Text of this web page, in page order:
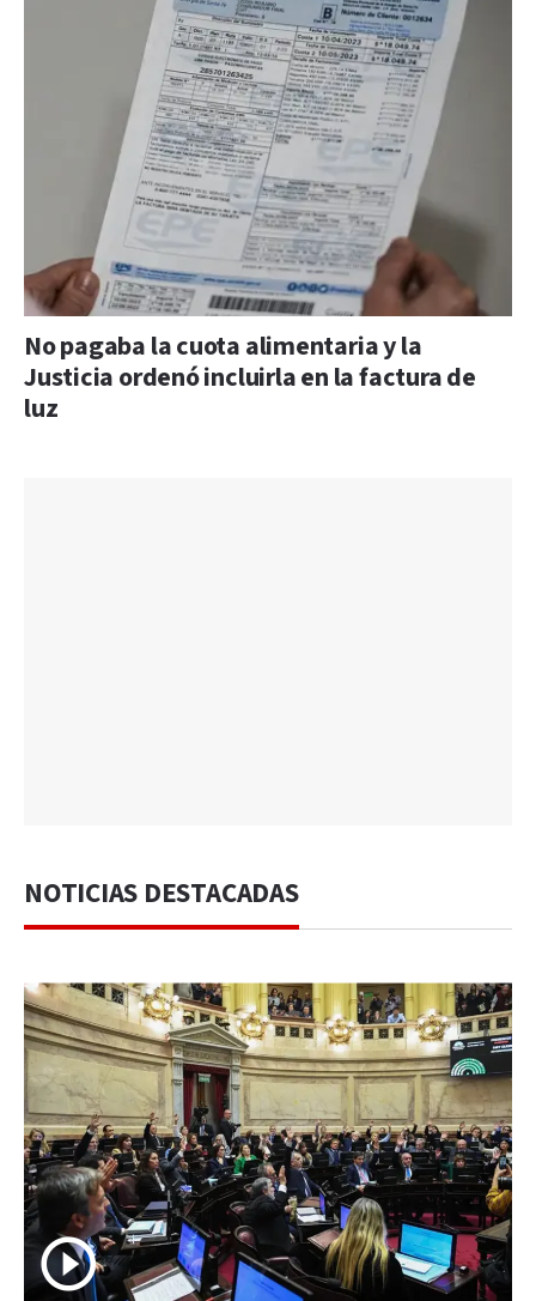
No pagaba la cuota alimentaria y la
Justicia ordenó incluirla en la factura de
luz
NOTICIAS DESTACADAS